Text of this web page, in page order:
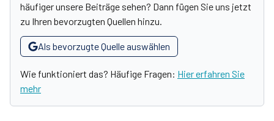
häufiger unsere Beiträge sehen? Dann fügen Sie uns jetzt
zu Ihren bevorzugten Quellen hinzu.
Als bevorzugte Quelle auswählen
Wie funktioniert das? Häufige Fragen: Hier erfahren Sie
mehr